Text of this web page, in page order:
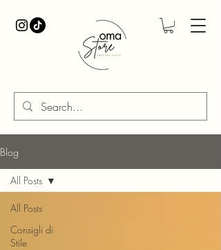
Blog
All Posts
Consigli di
Stile
All Posts